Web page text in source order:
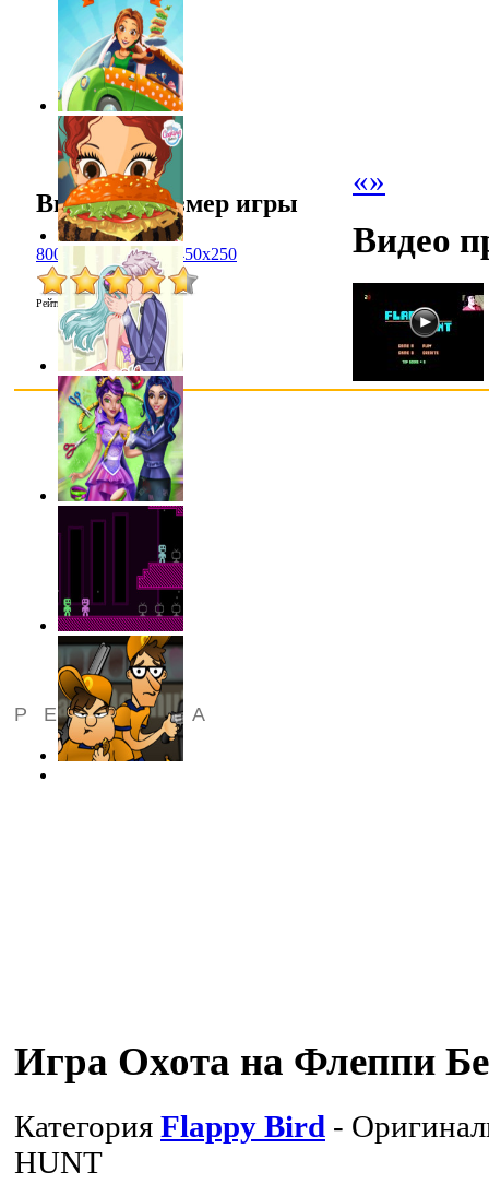
«»
Выбрать размер игры
800x600 1024x768 450x250
Рейтинг :4.6 /8
Видео
РЕКЛАМА
Игра Охота на Флеппи
Категория Flappy Bird -
HUNT